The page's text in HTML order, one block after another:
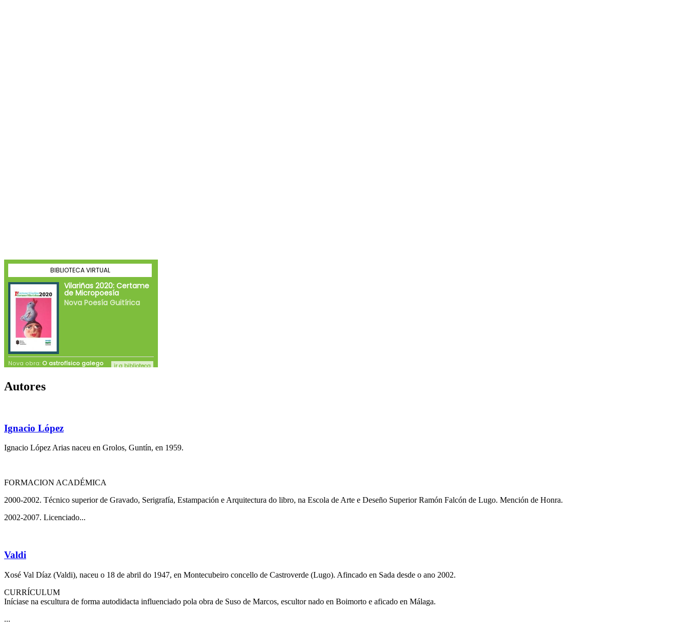
Autores
Ignacio López
Ignacio López Arias naceu en Grolos, Guntín, en 1959.
FORMACION ACADÉMICA
2000-2002. Técnico superior de Gravado, Serigrafía, Estampación e Arquitectura do libro, na Escola de Arte e Deseño Superior Ramón Falcón de Lugo. Mención de Honra.
2002-2007. Licenciado...
Valdi
Xosé Val Díaz (Valdi), naceu o 18 de abril do 1947, en Montecubeiro concello de Castroverde (Lugo). Afincado en Sada desde o ano 2002.
CURRÍCULUM
Iníciase na escultura de forma autodidacta influenciado pola obra de Suso de Marcos, escultor nado en Boimorto e aficado en Málaga.
...